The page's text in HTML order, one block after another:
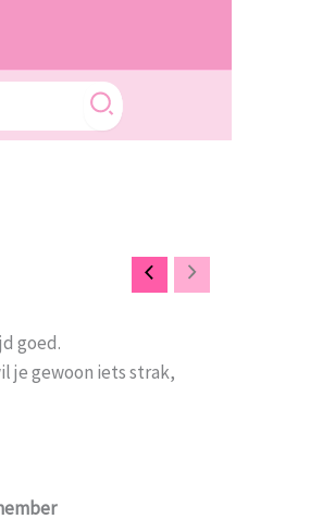
goed.
je gewoon iets strak,